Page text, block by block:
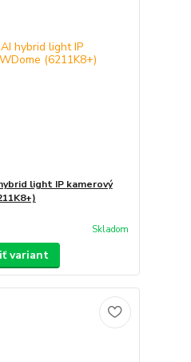
light IP kamerový
Skladom
variant